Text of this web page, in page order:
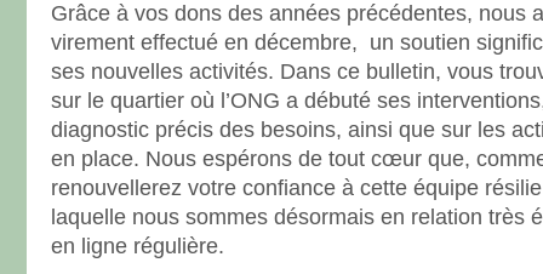
Grâce à vos dons des années précédentes, nous
virement effectué en décembre, un soutien
ses nouvelles activités. Dans ce bulletin, vous
sur le quartier où l’ONG a débuté ses
diagnostic précis des besoins, ainsi que sur les
en place. Nous espérons de tout cœur que,
renouvellerez votre confiance à cette équipe
laquelle nous sommes désormais en relation très
en ligne régulière.